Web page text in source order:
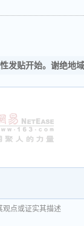
发贴开始。谢绝地
观点或证实其描述